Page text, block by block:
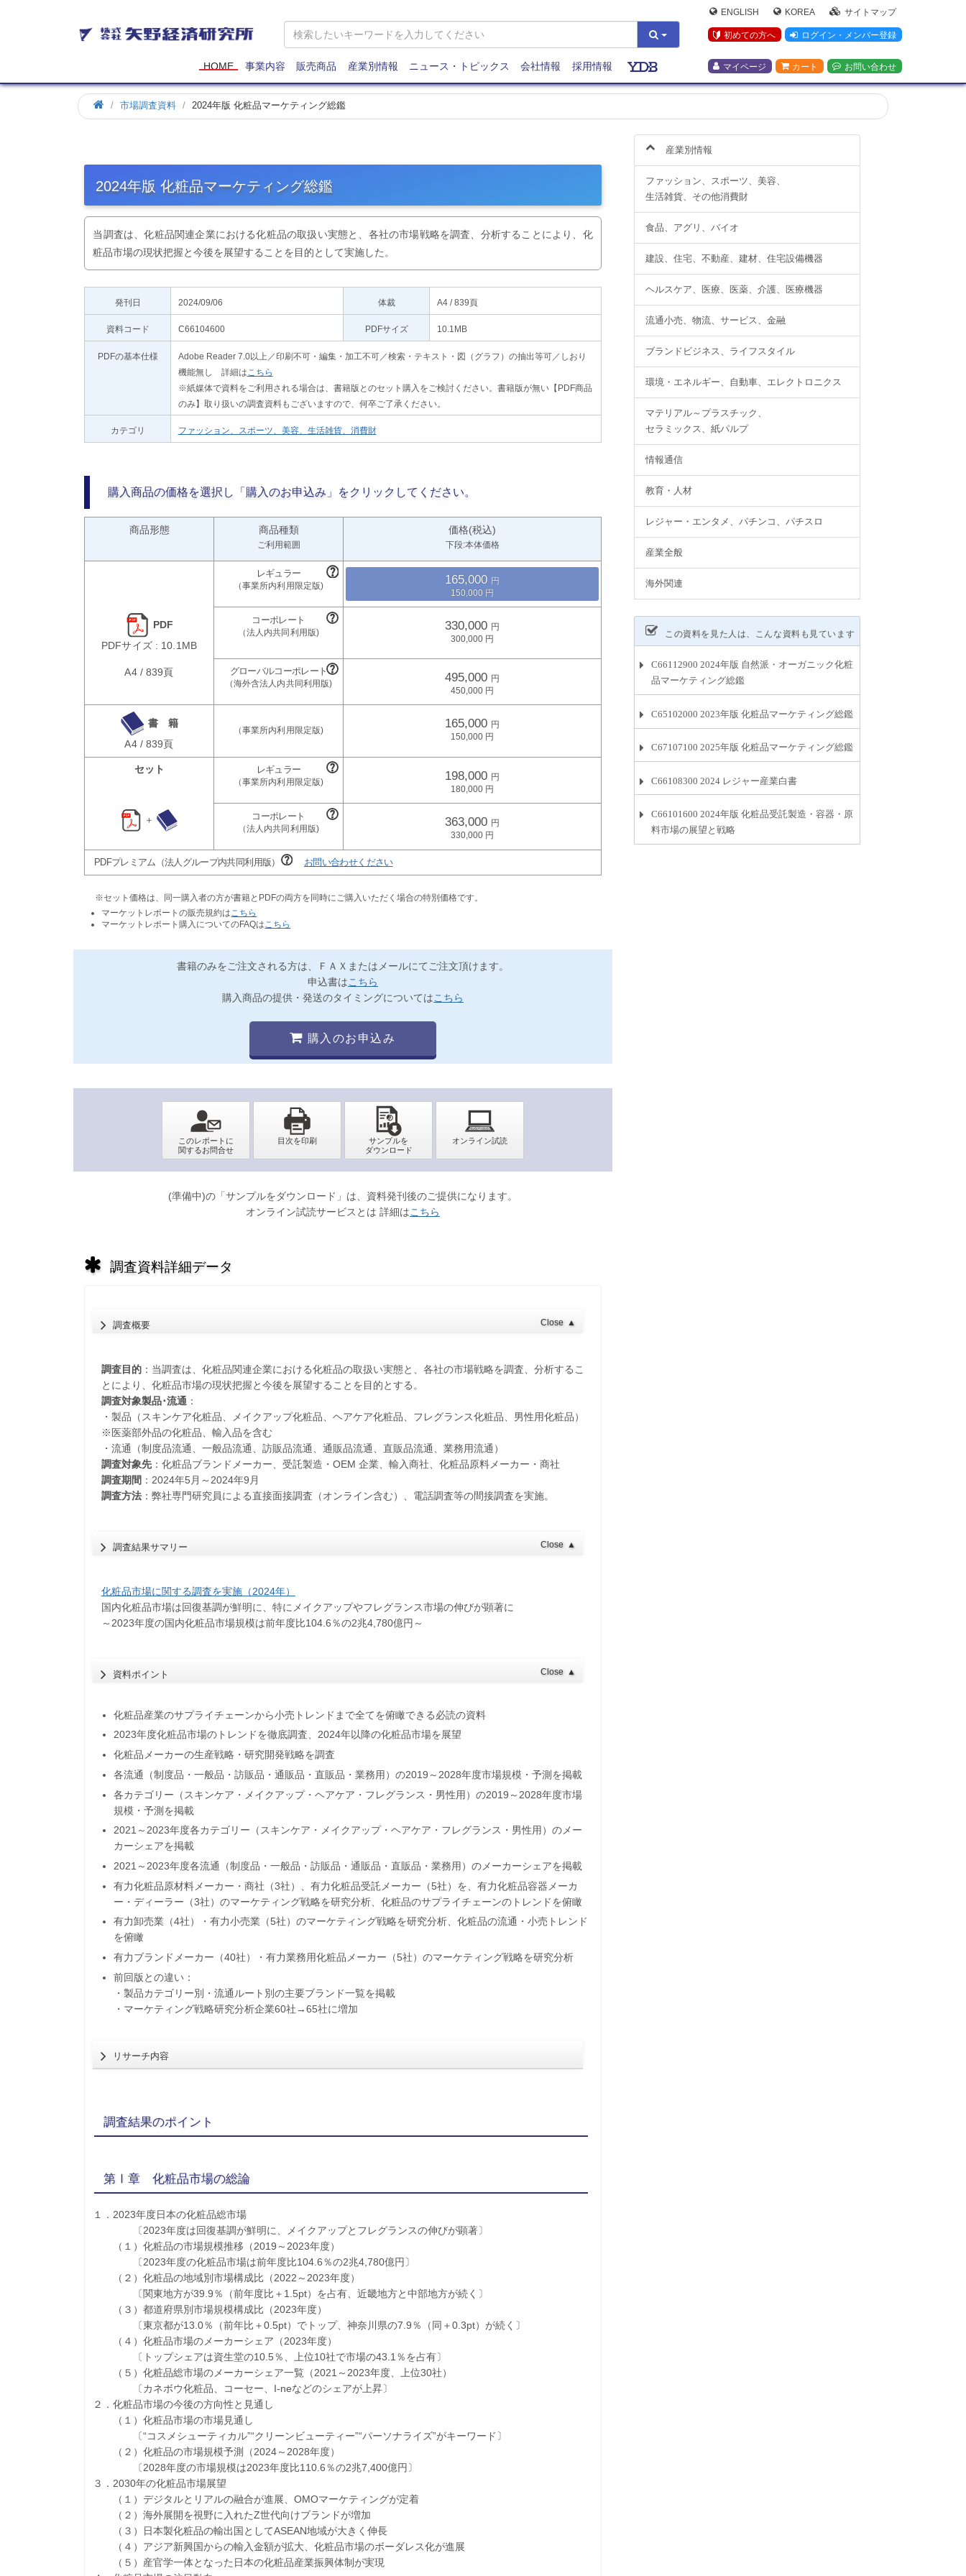
矢
野
研
究
所
ENGLISH KOREA サイトマップ
初めての方へ ログイン・メンバー登録
マイページ カート お問い合わせ
HOME 事業内容 販売商品 産業別情報 ニュース・トピックス 会社情報 採用情報
市場調査資料 2024年版 化粧品マーケティング総鑑
2024年版 化粧品マーケティング総鑑
当調査は、化粧品関連企業における化粧品の取扱い実態と、各社の市場戦略を調査、分析することにより、化
粧品市場の現状把握と今後を展望することを目的として実施した。
発刊日 2024/09/06 体裁 A4 / 839頁
資料コード C66104600 PDFサイズ 10.1MB
PDFの基本仕様
Adobe Reader 7.0以上／印刷不可・編集・加工不可／検索・テキスト・図（グラフ）の抽出等可／しおり
機能無し 詳細は こちら
※紙媒体で資料をご利用される場合は、書籍版とのセット購入をご検討ください。書籍版が無い【PDF商品
のみ】取り扱いの調査資料もございますので、何卒ご了承ください。
カテゴリ ファッション、スポーツ、美容、生活雑貨、消費財
購入商品の価格を選択し「購入のお申込み」をクリックしてください。
商品形態 商品種類
ご利用範囲
価格(税込)
下段:本体価格
165,000
150,000
PDF
PDFサイズ : 10.1MB
330,000
300,000
A4 / 839頁 495,000
450,000
書 籍
A4 / 839頁
165,000
150,000
セット 198,000
180,000
＋ 363,000
330,000
PDFプレミアム（法人グループ内共同利用版） お問い合わせください
※セット価格は、同一購入者の方が書籍とPDFの両方を同時にご購入いただく場合の特別価格です。
マーケットレポートの販売規約は こちら
マーケットレポート購入についてのFAQは こちら
書籍のみをご注文される方は、ＦＡＸまたはメールにてご注文頂けます。
申込書はこちら
購入商品の提供・発送のタイミングについてはこちら
購入のお申込み
(準備中)の「サンプルをダウンロード」は、資料発刊後のご提供になります。
オンライン試読サービスとは 詳細はこちら
調査資料詳細データ
調査概要 Close ▲
調査目的：当調査は、化粧品関連企業における化粧品の取扱い実態と、各社の市場戦略を調査、分析するこ
とにより、化粧品市場の現状把握と今後を展望することを目的とする。
調査対象製品･流通 ：
・製品（スキンケア化粧品、メイクアップ化粧品、ヘアケア化粧品、フレグランス化粧品、男性用化粧品）
※医薬部外品の化粧品、輸入品を含む
・流通（制度品流通、一般品流通、訪販品流通、通販品流通、直販品流通、業務用流通）
調査対象先：化粧品ブランドメーカー、受託製造・OEM 企業、輸入商社、化粧品原料メーカー・商社
調査期間 ：2024年5月～2024年9月
調査方法：弊社専門研究員による直接面接調査（オンライン含む）、電話調査等の間接調査を実施。
調査結果サマリー Close ▲
化粧品市場に関する調査を実施（2024年）
国内化粧品市場は回復基調が鮮明に、特にメイクアップやフレグランス市場の伸びが顕著に
​～2023年度の国内化粧品市場規模は前年度比104.6％の2兆4,780億円～
資料ポイント Close ▲
化粧品産業のサプライチェーンから小売トレンドまで全てを俯瞰できる必読の資料
2023年度化粧品市場のトレンドを徹底調査、2024年以降の化粧品市場を展望
化粧品メーカーの生産戦略・研究開発戦略を調査
各流通（制度品・一般品・訪販品・通販品・直販品・業務用）の2019～2028年度市場規模・予測を掲載
各カテゴリー（スキンケア・メイクアップ・ヘアケア・フレグランス・男性用）の2019～2028年度市場
規模・予測を掲載
2021～2023年度各カテゴリー（スキンケア・メイクアップ・ヘアケア・フレグランス・男性用）のメー
カーシェアを掲載
2021～2023年度各流通（制度品・一般品・訪販品・通販品・直販品・業務用）のメーカーシェアを掲載
有力化粧品原材料メーカー・商社（3社）、有力化粧品受託メーカー（5社）を、有力化粧品容器メーカ
ー・ディーラー（3社）のマーケティング戦略を研究分析、化粧品のサプライチェーンのトレンドを俯瞰
有力卸売業（4社）・有力小売業（5社）のマーケティング戦略を研究分析、化粧品の流通・小売トレンド
を俯瞰
有力ブランドメーカー（40社）・有力業務用化粧品メーカー（5社）のマーケティング戦略を研究分析
前回版との違い：
・製品カテゴリー別・流通ルート別の主要ブランド一覧を掲載
・マーケティング戦略研究分析企業60社→65社に増加
リサーチ内容
調査結果のポイント
第Ⅰ章 化粧品市場の総論
１．2023年度日本の化粧品総市場
〔2023年度は回復基調が鮮明に、メイクアップとフレグランスの伸びが顕著〕
（１）化粧品の市場規模推移（2019～2023年度）
〔2023年度の化粧品市場は前年度比104.6％の2兆4,780億円〕
（２）化粧品の地域別市場構成比（2022～2023年度）
〔関東地方が39.9％（前年度比＋1.5pt）を占有、近畿地方と中部地方が続く〕
（３）都道府県別市場規模構成比（2023年度）
〔東京都が13.0％（前年比＋0.5pt）でトップ、神奈川県の7.9％（同＋0.3pt）が続く〕
（４）化粧品市場のメーカーシェア（2023年度）
〔トップシェアは資生堂の10.5％、上位10社で市場の43.1％を占有〕
（５）化粧品総市場のメーカーシェア一覧（2021～2023年度、上位30社）
〔カネボウ化粧品、コーセー、I-neなどのシェアが上昇〕
２．化粧品市場の今後の方向性と見通し
（１）化粧品市場の市場見通し
〔“コスメシューティカル”“クリーンビューティー”“パーソナライズ”がキーワード〕
（２）化粧品の市場規模予測（2024～2028年度）
〔2028年度の市場規模は2023年度比110.6％の2兆7,400億円〕
３．2030年の化粧品市場展望
（１）デジタルとリアルの融合が進展、OMOマーケティングが定着
（２）海外展開を視野に入れたZ世代向けブランドが増加
（３）日本製化粧品の輸出国としてASEAN地域が大きく伸長
（４）アジア新興国からの輸入金額が拡大、化粧品市場のボーダレス化が進展
（５）産官学一体となった日本の化粧品産業振興体制が実現
産業別情報
ファッション、スポーツ、美容、
生活雑貨、その他消費財
食品、アグリ、バイオ
建設、住宅、不動産、建材、住宅設備機器
ヘルスケア、医療、医薬、介護、医療機器
流通小売、物流、サービス、金融
ブランドビジネス、ライフスタイル
環境・エネルギー、自動車、エレクトロニクス
マテリアル～プラスチック、
セラミックス、紙パルプ
情報通信
教育・人材
レジャー・エンタメ、パチンコ、パチスロ
産業全般
海外関連
この資料を見た人は、こんな資料も見ています
C66112900 2024年版 自然派・オーガニック化粧
品マーケティング総鑑
C65102000 2023年版 化粧品マーケティング総鑑
C67107100 2025年版 化粧品マーケティング総鑑
C66108300 2024 レジャー産業白書
C66101600 2024年版 化粧品受託製造・容器・原
料市場の展望と戦略